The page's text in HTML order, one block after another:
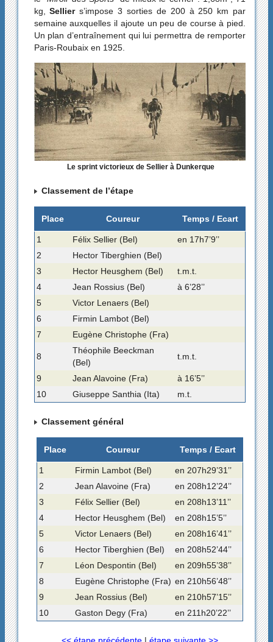
kg,Selliers’impose 3 sorties de 200 à 250 km par
semaine auxquelles il ajoute un peu de course à pied.
Un plan d’entraînement qui lui permettra de remporter
Paris-Roubaix en 1925.
Le sprint victorieux de Sellier à Dunkerque
Classement de l’étape
Place Coureur Temps / Ecart
1 Félix Sellier (Bel)
en 17h7’9’’
2
Hector Tiberghien (Bel)
3
Hector Heusghem (Bel)
t.m.t.
4
Jean Rossius (Bel)
à 6’28’’
5
Victor Lenaers (Bel)
6
Firmin Lambot (Bel)
7
Eugène Christophe (Fra)
8
Théophile Beeckman
(Bel)
t.m.t.
9 Jean Alavoine (Fra)
à 16’5’’
10
Giuseppe Santhia (Ita) m.t.
Classement général
Place Coureur Temps / Ecart
1 Firmin Lambot (Bel)
en 207h29’31’’
2
Jean Alavoine (Fra)
en 208h12’24’’
3
Félix Sellier (Bel)
en 208h13’11’’
4
Hector Heusghem (Bel)
en 208h15’5’’
5
Victor Lenaers (Bel)
en 208h16’41’’
6
Hector Tiberghien (Bel)
en 208h52’44’’
7
Léon Despontin (Bel)
en 209h55’38’’
8
Eugène Christophe (Fra) en 210h56’48’’
9
Jean Rossius (Bel)
en 210h57’15’’
10
Gaston Degy (Fra) en 211h20’22’’